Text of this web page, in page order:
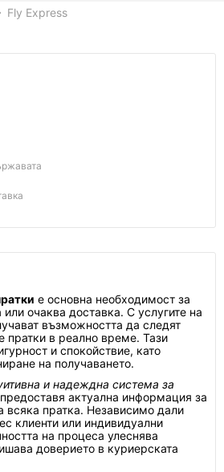
Fly Express
е основна необходимост за
очаква доставка. С услугите на
възможността да следят
пратки в реално време. Тази
и спокойствие, като
на получаването.
и надеждна система за
актуална информация за
всяка пратка. Независимо дали
клиенти или индивидуални
на процеса улеснява
доверието в куриерската